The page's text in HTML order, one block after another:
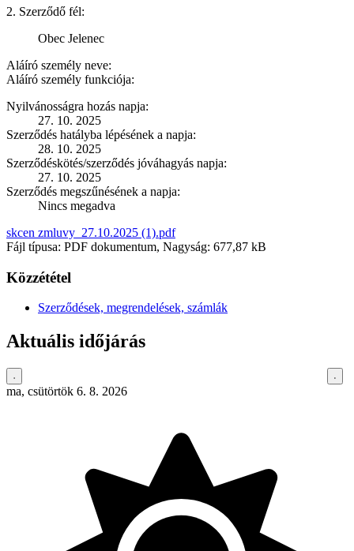
2. Szerződő fél:
Obec Jelenec
Aláíró személy neve:
Aláíró személy funkciója:
Nyilvánosságra hozás napja:
27. 10. 2025
Szerződés hatályba lépésének a napja:
28. 10. 2025
Szerződéskötés/szerződés jóváhagyás napja:
27. 10. 2025
Szerződés megszűnésének a napja:
Nincs megadva
skcen zmluvy_27.10.2025 (1).pdf
Fájl típusa: PDF dokumentum, Nagyság: 677,87 kB
Közzététel
Szerződések, megrendelések, számlák
Aktuális időjárás
ma, csütörtök 6. 8. 2026